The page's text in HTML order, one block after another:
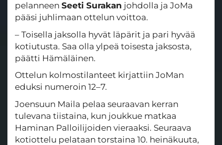
pelanneen Seeti Surakan johdolla ja JoMa
pääsi juhlimaan ottelun voittoa.
– Toisella jaksolla hyvät läpärit ja pari hyvää
kotiutusta. Saa olla ylpeä toisesta jaksosta,
päätti Hämäläinen.
Ottelun kolmostilanteet kirjattiin JoMan
eduksi numeroin 12–7.
Joensuun Maila pelaa seuraavan kerran
tulevana tiistaina, kun joukkue matkaa
Haminan Palloilijoiden vieraaksi. Seuraava
kotiottelu pelataan torstaina 10. heinäkuuta,